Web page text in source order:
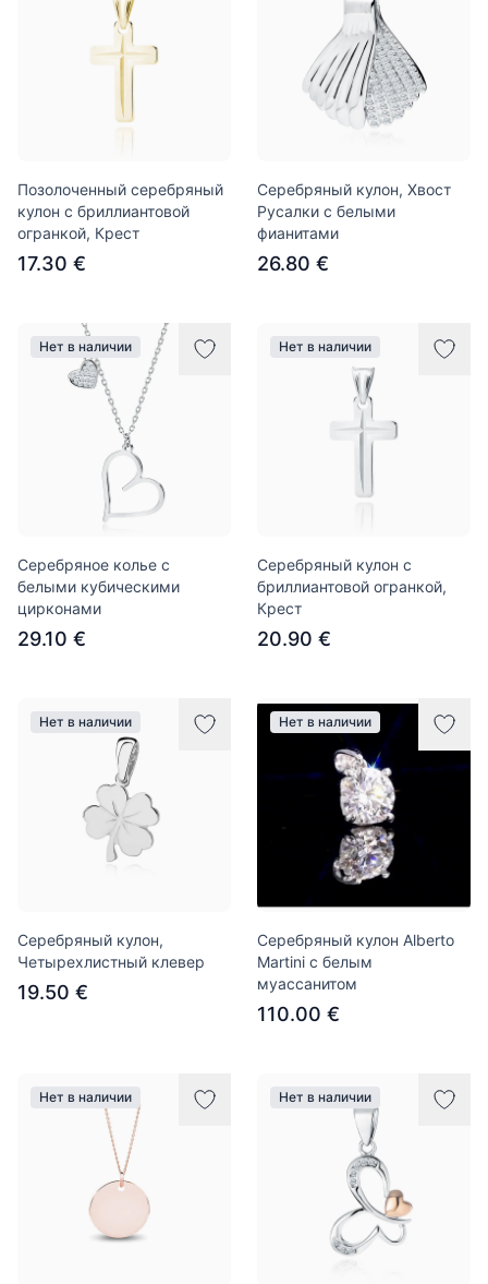
Позолоченный серебряный
кулон с бриллиантовой
огранкой, Крест
17.30 €
Серебряный кулон, Хвост
Русалки с белыми
фианитами
26.80 €
Нет в наличии
Серебряное колье с
белыми кубическими
цирконами
29.10 €
Нет в наличии
Серебряный кулон с
бриллиантовой огранкой,
Крест
20.90 €
Нет в наличии
Серебряный кулон,
Четырехлистный клевер
19.50 €
Нет в наличии
Серебряный кулон Alberto
Martini с белым
муассанитом
110.00 €
Нет в наличии Нет в наличии